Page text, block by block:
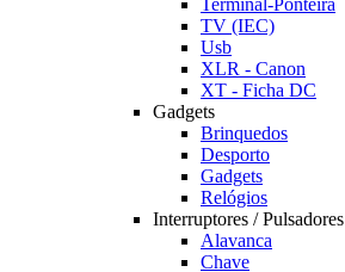
Terminal-Ponteira
TV (IEC)
Usb
XLR - Canon
XT - Ficha DC
Gadgets
Brinquedos
Desporto
Gadgets
Relógios
Interruptores / Pulsadores
Alavanca
Chave